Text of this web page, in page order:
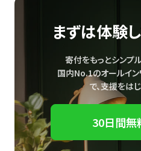
まずは体験
寄付をもっとシンプ
国内No.1のオールイ
で、支援をはじ
30日間無